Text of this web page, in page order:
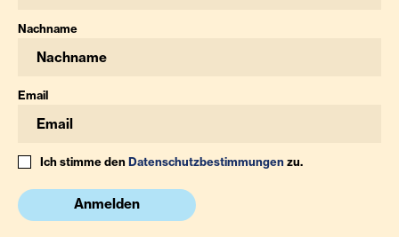
Nachname
Email
Ich stimme denDatenschutzbestimmungenzu.
Anmelden